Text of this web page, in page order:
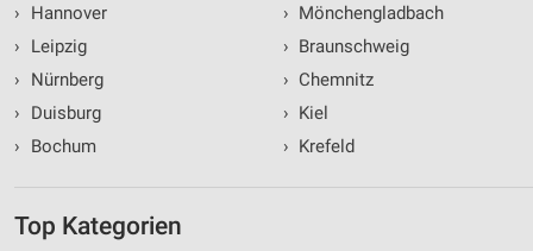
›
Hannover
›
Leipzig
›
Nürnberg
›
Duisburg
›
Bochum
› Mönchengladbach
› Braunschweig
› Chemnitz
› Kiel
› Krefeld
Top Kategorien